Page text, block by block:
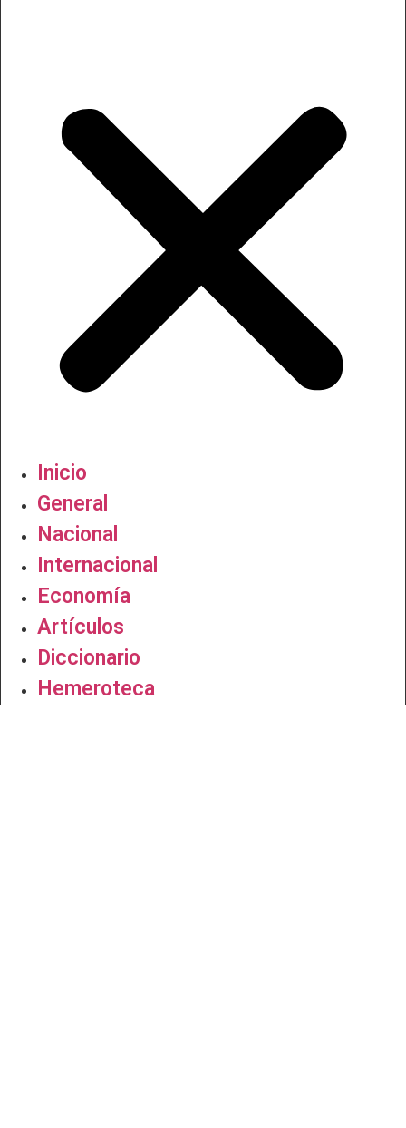
Inicio
General
Nacional
Internacional
Economía
Artículos
Diccionario
Hemeroteca